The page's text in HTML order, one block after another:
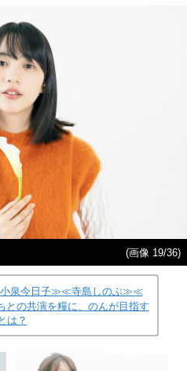
(画像 19/36)
泉今日子≫≪寺島しのぶ≫≪
の共演を糧に、のんが目指す
は？